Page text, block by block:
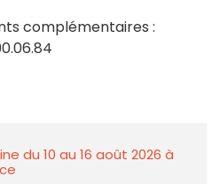
complémentaires :
du 10 au 16 août 2026 à